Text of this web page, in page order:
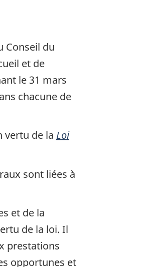
Conseil du
et de
le 31 mars
chacune de
vertu de la Loi
sont liées à
et de la
de la loi. Il
prestations
opportunes et